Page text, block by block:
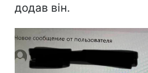
додав він.